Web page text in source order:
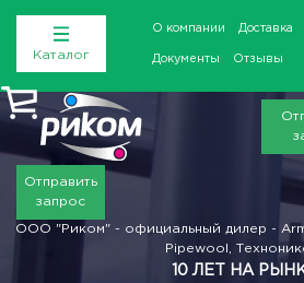
Каталог
О компании Доставка
Документы Отзывы
Отправить
запрос
ООО "Риком" - официальный дилер -
Pipewool,
10 ЛЕТ НА